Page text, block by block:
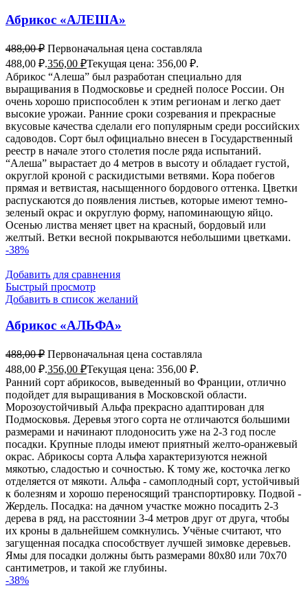
Абрикос «АЛЕША»
488,00₽ Первоначальная цена составляла
488,00 ₽.356,00 ₽Текущая цена: 356,00 ₽.
Абрикос “Алеша” был разработан специально для
выращивания в Подмосковье и средней полосе России. Он
очень хорошо приспособлен к этим регионам и легко дает
высокие урожаи. Ранние сроки созревания и прекрасные
вкусовые качества сделали его популярным среди российских
садоводов. Сорт был официально внесен в Государственный
реестр в начале этого столетия после ряда испытаний.
“Алеша” вырастает до 4 метров в высоту и обладает густой,
округлой кроной с раскидистыми ветвями. Кора побегов
прямая и ветвистая, насыщенного бордового оттенка. Цветки
распускаются до появления листьев, которые имеют темно-
зеленый окрас и округлую форму, напоминающую яйцо.
Осенью листва меняет цвет на красный, бордовый или
желтый. Ветки весной покрываются небольшими цветками.
-38%
Добавить для сравнения
Быстрый просмотр
Добавить в список желаний
Абрикос «АЛЬФА»
488,00₽ Первоначальная цена составляла
488,00 ₽.356,00 ₽Текущая цена: 356,00 ₽.
Ранний сорт абрикосов, выведенный во Франции, отлично
подойдет для выращивания в Московской области.
Морозоустойчивый Альфа прекрасно адаптирован для
Подмосковья. Деревья этого сорта не отличаются большими
размерами и начинают плодоносить уже на 2-3 год после
посадки. Крупные плоды имеют приятный желто-оранжевый
окрас. Абрикосы сорта Альфа характеризуются нежной
мякотью, сладостью и сочностью. К тому же, косточка легко
отделяется от мякоти. Альфа - самоплодный сорт, устойчивый
к болезням и хорошо переносящий транспортировку. Подвой -
Жердель. Посадка: на дачном участке можно посадить 2-3
дерева в ряд, на расстоянии 3-4 метров друг от друга, чтобы
их кроны в дальнейшем сомкнулись. Учёные считают, что
загущенная посадка способствует лучшей зимовке деревьев.
Ямы для посадки должны быть размерами 80x80 или 70x70
сантиметров, и такой же глубины.
-38%